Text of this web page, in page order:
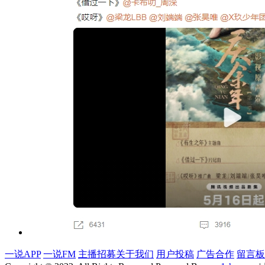
一说APP 一说FM 主播招募关于我们 用户投稿 广告合作 留言板